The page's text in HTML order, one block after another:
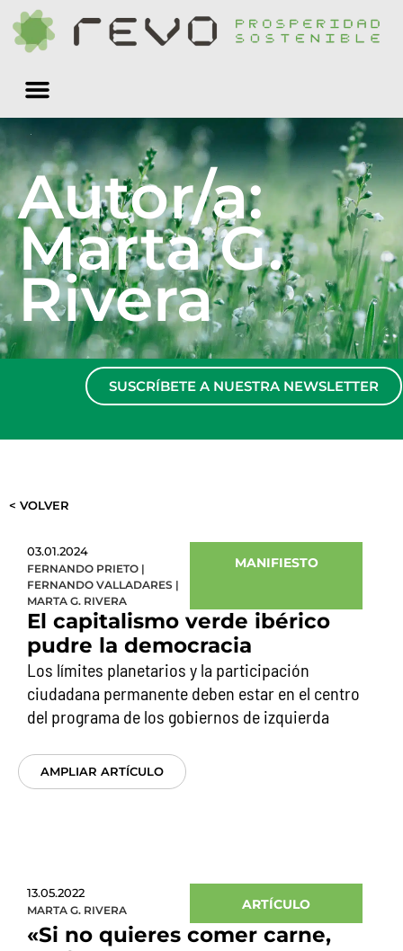
Autor/a:
Marta G.
Rivera
SUSCRÍBETE A NUESTRA NEWSLETTER
< VOLVER
03.01.2024
FERNANDO PRIETO |
FERNANDO VALLADARES |
MARTA G. RIVERA
MANIFIESTO
El capitalismo verde ibérico
pudre la democracia
Los límites planetarios y la participación
ciudadana permanente deben estar en el centro
del programa de los gobiernos de izquierda
AMPLIAR ARTÍCULO
13.05.2022
MARTA G. RIVERA ARTÍCULO
«Si no quieres comer carne,